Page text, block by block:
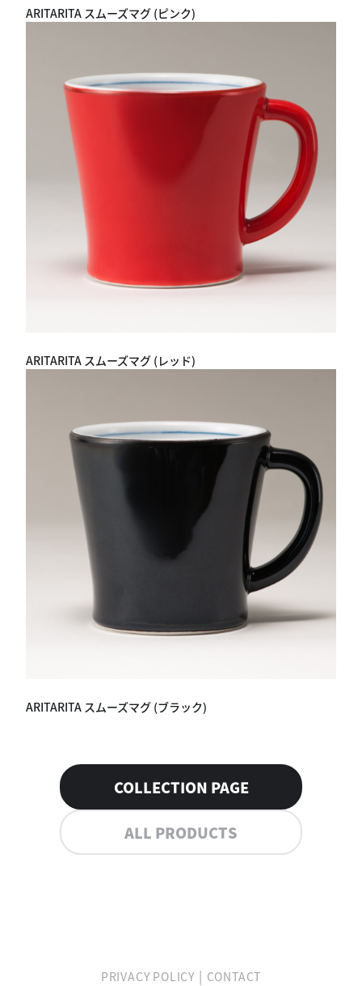
ARITARITA スムーズマグ (ピンク)
ARITARITA スムーズマグ (レッド)
ARITARITA スムーズマグ (ブラック)
COLLECTION PAGE
ALL PRODUCTS
PRIVACY POLICY | CONTACT